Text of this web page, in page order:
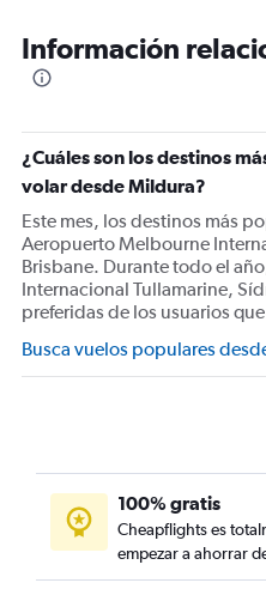
Información
¿Cuáles son los destinos
volar desde Mildura?
Este mes, los destinos más
Aeropuerto Melbourne
Brisbane. Durante todo el
Internacional Tullamarine,
preferidas de los usuarios
Busca vuelos populares
100% gratis
Cheapflights es
empezar a ahorrar